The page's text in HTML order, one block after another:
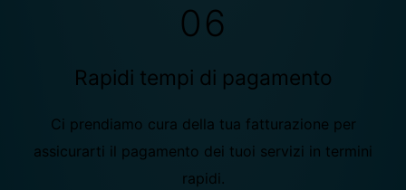
06
Rapidi tempi di pagamento
Ci prendiamo cura della tua fatturazione per
assicurarti il pagamento dei tuoi servizi in termini
rapidi.